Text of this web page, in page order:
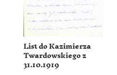
List do Kazimierza
Twardowskiego z
31.10.1919